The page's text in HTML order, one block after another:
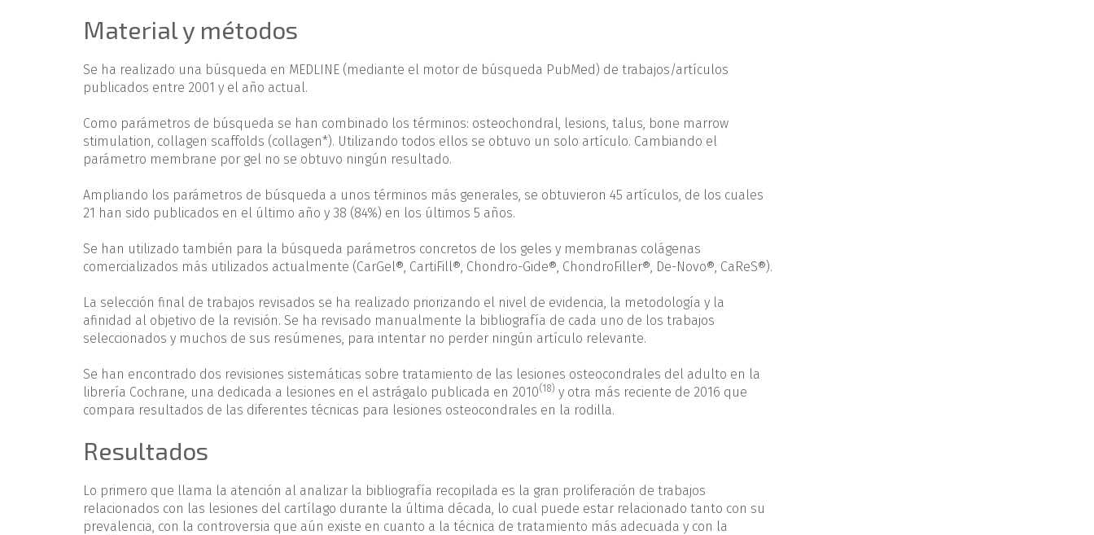
Material y métodos
Se ha realizado una búsqueda en MEDLINE (mediante el motor de búsqueda PubMed) de trabajos/artículos
publicados entre 2001 y el año actual.
Como parámetros de búsqueda se han combinado los términos: osteochondral, lesions, talus, bone marrow
stimulation, collagen scaffolds (collagen*). Utilizando todos ellos se obtuvo un solo artículo. Cambiando el
parámetro membrane por gel no se obtuvo ningún resultado.
Ampliando los parámetros de búsqueda a unos términos más generales, se obtuvieron 45 artículos, de los cuales
21 han sido publicados en el último año y 38 (84%) en los últimos 5 años.
Se han utilizado también para la búsqueda parámetros concretos de los geles y membranas colágenas
comercializados más utilizados actualmente (CarGel®, CartiFill®, Chondro-Gide®, ChondroFiller®, De-Novo®, CaReS®).
La selección final de trabajos revisados se ha realizado priorizando el nivel de evidencia, la metodología y la
afinidad al objetivo de la revisión. Se ha revisado manualmente la bibliografía de cada uno de los trabajos
seleccionados y muchos de sus resúmenes, para intentar no perder ningún artículo relevante.
Se han encontrado dos revisiones sistemáticas sobre tratamiento de las lesiones osteocondrales del adulto en la
librería Cochrane, una dedicada a lesiones en el astrágalo publicada en 2010(18) y otra más reciente de 2016 que
compara resultados de las diferentes técnicas para lesiones osteocondrales en la rodilla.
Resultados
Lo primero que llama la atención al analizar la bibliografía recopilada es la gran proliferación de trabajos
relacionados con las lesiones del cartílago durante la última década, lo cual puede estar relacionado tanto con su
prevalencia, con la controversia que aún existe en cuanto a la técnica de tratamiento más adecuada y con la